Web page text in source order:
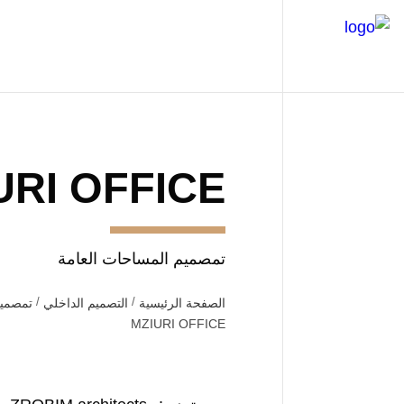
OFFICE
تمصميم المساحات العامة
الصفحة الرئيسية التصميم الداخلي
MZIURI OFFICE